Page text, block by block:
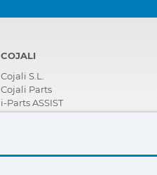
COJALI
Cojali S.L.
Cojali Parts
i-Parts ASSIST